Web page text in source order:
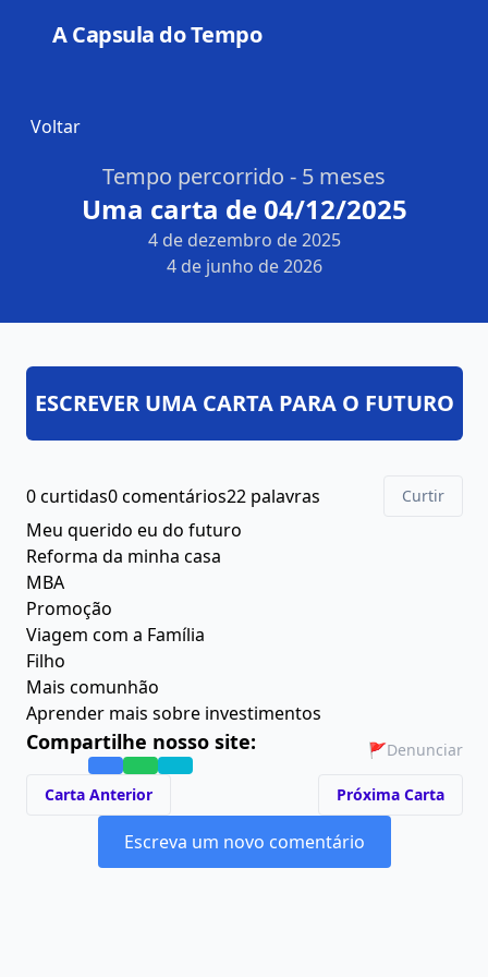
A Capsula do Tempo
Voltar
Tempo percorrido - 5 meses
Uma carta de 04/12/2025
4 de dezembro de 2025
4 de junho de 2026
0 curtidas0 comentários22 palavras Curtir
Meu querido eu do futuro
Reforma da minha casa
MBA
Promoção
Viagem com a Família
Filho
Mais comunhão
Aprender mais sobre investimentos
Compartilhe nosso site: 🚩Denunciar
Carta Anterior Próxima Carta
Escreva um novo comentário
ESCREVER UMA CARTA PARA O FUTURO